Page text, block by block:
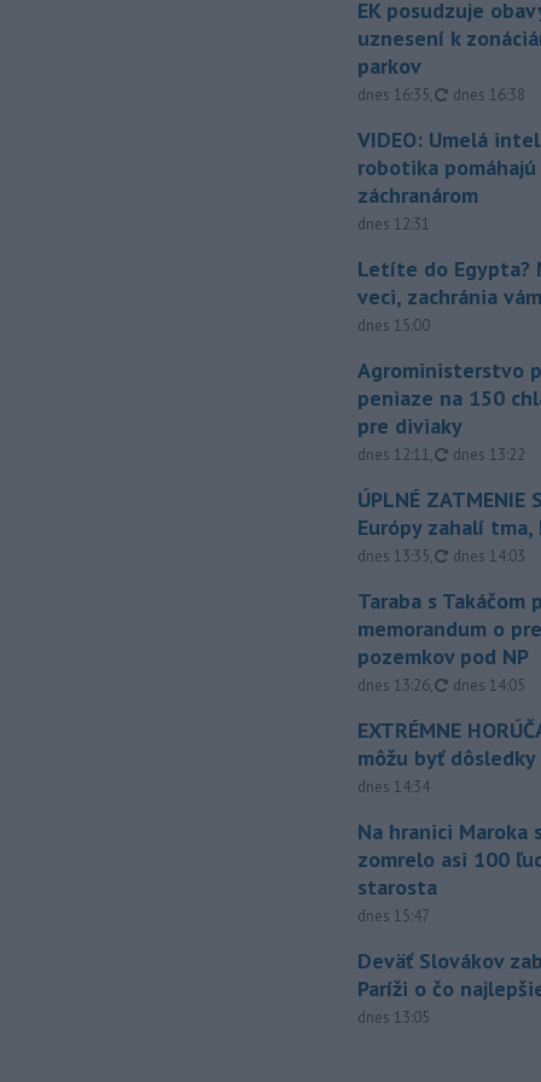
EK posudzuje
uznesení k
parkov
dnes 16:35, aktualizované
dnes 16:38
VIDEO: Umelá
robotika pomáhajú
záchranárom
dnes 12:31
Letíte do
veci, zachránia
dnes 15:00
Agroministerstvo
peniaze na 150
pre diviaky
dnes 12:11, aktualizované
dnes 13:22
ÚPLNÉ ZATMENIE
Európy zahalí
dnes 13:35, aktualizované
dnes 14:03
Taraba s Takáčom
memorandum o
pozemkov pod NP
dnes 13:26, aktualizované
dnes 14:05
EXTRÉMNE
môžu byť dôsledky
dnes 14:34
Na hranici Maroka
zomrelo asi 100
starosta
dnes 15:47
Deväť Slovákov
Paríži o čo
dnes 13:05